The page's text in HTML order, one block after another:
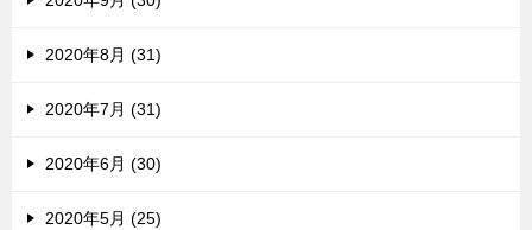
2020年8月 (31)
2020年7月 (31)
2020年6月 (30)
2020年5月 (25)